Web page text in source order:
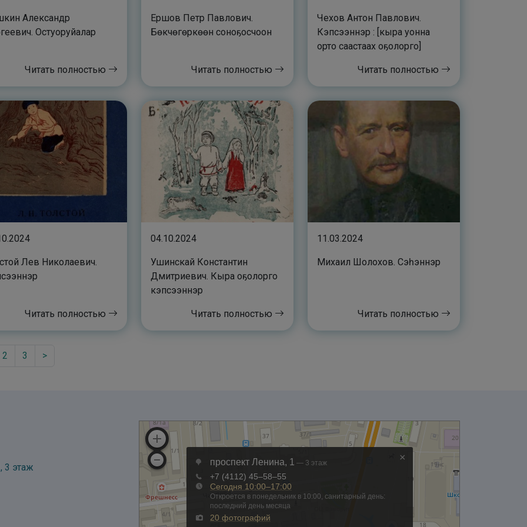
Александр
Остуоруйалар
Читать полностью
Ершов Петр Павлович.
Бөкчөгөркөөн соноҕосчоон
Читать полностью
Чехов Антон Павлович.
Кэпсээннэр : [кыра уонна
орто саастаах оҕолорго]
Читать полностью
Лев Николаевич.
Читать полностью
04.10.2024
Ушинскай Константин
Дмитриевич. Кыра оҕолорго
кэпсээннэр
Читать полностью
11.03.2024
Михаил Шолохов. Сэһэннэр
Читать полностью
2 3 >
3 этаж